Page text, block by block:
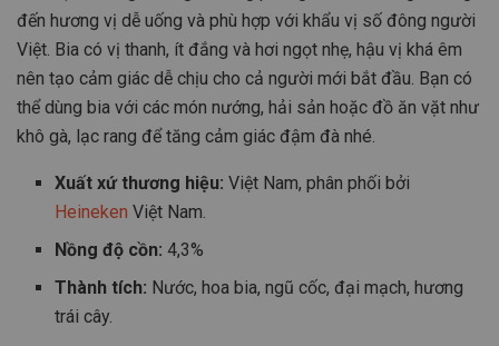
đến hương vị dễ uống và phù hợp với khẩu vị số đông người
Việt. Bia có vị thanh, ít đắng và hơi ngọt nhẹ, hậu vị khá êm
nên tạo cảm giác dễ chịu cho cả người mới bắt đầu. Bạn có
thể dùng bia với các món nướng, hải sản hoặc đồ ăn vặt như
khô gà, lạc rang để tăng cảm giác đậm đà nhé.
Xuất xứ thương hiệu:Việt Nam, phân phối bởi
Heineken Việt Nam.
Nồng độ cồn:4,3%
Thành tích: Nước, hoa bia, ngũ cốc, đại mạch, hương
trái cây.